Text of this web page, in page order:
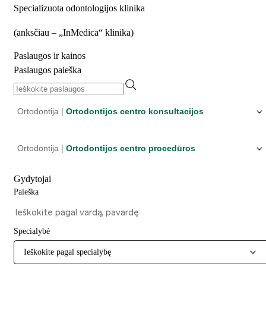
Specializuota odontologijos klinika
(anksčiau – „InMedica“ klinika)
Paslaugos ir kainos
Paslaugos paieška
Ortodontija | Ortodontijos centro konsultacijos
Ortodontija | Ortodontijos centro procedūros
Gydytojai
Paieška
Specialybė
Ieškokite pagal specialybę